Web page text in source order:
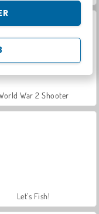
War 2 Shooter
Let's Fish!